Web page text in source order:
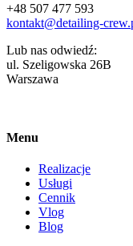
+48 507 477 593
kontakt@detailing-
Lub nas odwiedź:
ul. Szeligowska 26B
Warszawa
Menu
Realizacje
Usługi
Cennik
Vlog
Blog